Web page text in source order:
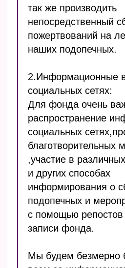
так же производить
непосредственный
пожертвований на
наших подопечных.
2.Информационные
социальных сетях:
Для фонда очень
распространение
социальных
благотворительных
,участие в
и других способах
информирования о
подопечных и
с помощью
записи фонда.
Мы будем безмерно